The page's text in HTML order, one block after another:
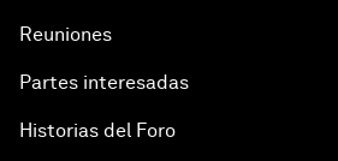
Reuniones
Partes interesadas
Historias del Foro